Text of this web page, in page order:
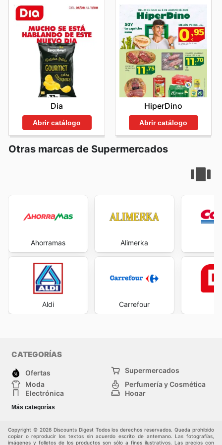
Dia
Abrir catálogo
HiperDino
Abrir catálogo
Otras marcas de Supermercados
Ahorramas
Aldi
Alimerka
Carrefour
CATEGORÍAS
Ofertas
Supermercados
Moda
Perfumería y Cosmética
Electrónica
Hogar
Deporte
Juguetes y bebés
Más categorías
Copyright © 2026 Discounts Digest Todos los derechos reservados. Queda prohibido
copiar o reproducir los textos sin acuerdo escrito de antemano. Las fotografías,
imágenes y folletos de los productos son sólo a fines ilustrativos. Las precios con